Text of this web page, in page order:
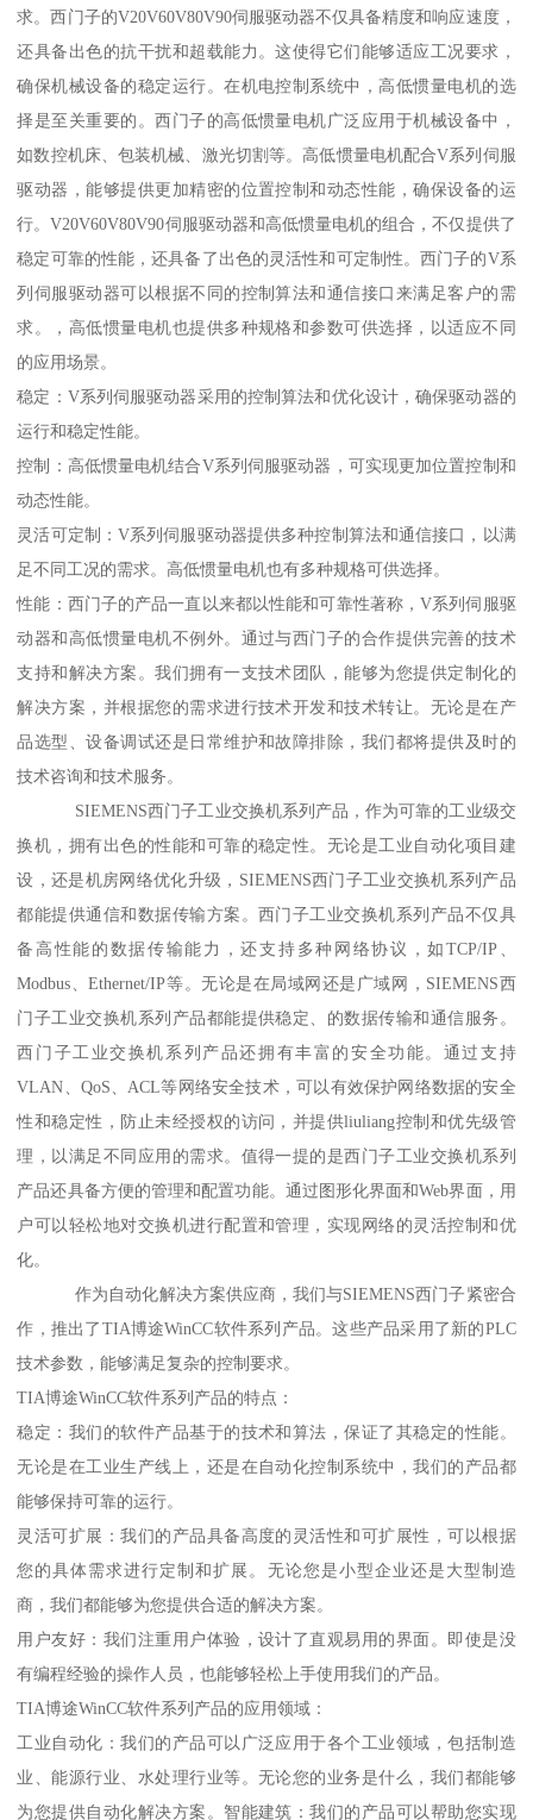
求。西门子的V20V60V80V90伺服驱动器不仅具备精度和响应速度，
还具备出色的抗干扰和超载能力。这使得它们能够适应工况要求，
确保机械设备的稳定运行。在机电控制系统中，高低惯量电机的选
择是至关重要的。西门子的高低惯量电机广泛应用于机械设备中，
如数控机床、包装机械、激光切割等。高低惯量电机配合V系列伺服
驱动器，能够提供更加精密的位置控制和动态性能，确保设备的运
行。V20V60V80V90伺服驱动器和高低惯量电机的组合，不仅提供了
稳定可靠的性能，还具备了出色的灵活性和可定制性。西门子的V系
列伺服驱动器可以根据不同的控制算法和通信接口来满足客户的需
求。，高低惯量电机也提供多种规格和参数可供选择，以适应不同
的应用场景。
稳定：V系列伺服驱动器采用的控制算法和优化设计，确保驱动器的
运行和稳定性能。
控制：高低惯量电机结合V系列伺服驱动器，可实现更加位置控制和
动态性能。
灵活可定制：V系列伺服驱动器提供多种控制算法和通信接口，以满
足不同工况的需求。高低惯量电机也有多种规格可供选择。
性能：西门子的产品一直以来都以性能和可靠性著称，V系列伺服驱
动器和高低惯量电机不例外。通过与西门子的合作提供完善的技术
支持和解决方案。我们拥有一支技术团队，能够为您提供定制化的
解决方案，并根据您的需求进行技术开发和技术转让。无论是在产
品选型、设备调试还是日常维护和故障排除，我们都将提供及时的
技术咨询和技术服务。
SIEMENS西门子工业交换机系列产品，作为可靠的工业级交
换机，拥有出色的性能和可靠的稳定性。无论是工业自动化项目建
设，还是机房网络优化升级，SIEMENS西门子工业交换机系列产品
都能提供通信和数据传输方案。西门子工业交换机系列产品不仅具
备高性能的数据传输能力，还支持多种网络协议，如TCP/IP、
Modbus、Ethernet/IP等。无论是在局域网还是广域网，SIEMENS西
门子工业交换机系列产品都能提供稳定、的数据传输和通信服务。
西门子工业交换机系列产品还拥有丰富的安全功能。通过支持
VLAN、QoS、ACL等网络安全技术，可以有效保护网络数据的安全
性和稳定性，防止未经授权的访问，并提供liuliang控制和优先级管
理，以满足不同应用的需求。值得一提的是西门子工业交换机系列
产品还具备方便的管理和配置功能。通过图形化界面和Web界面，用
户可以轻松地对交换机进行配置和管理，实现网络的灵活控制和优
化。
作为自动化解决方案供应商，我们与SIEMENS西门子紧密合
作，推出了TIA博途WinCC软件系列产品。这些产品采用了新的PLC
技术参数，能够满足复杂的控制要求。
TIA博途WinCC软件系列产品的特点：
稳定：我们的软件产品基于的技术和算法，保证了其稳定的性能。
无论是在工业生产线上，还是在自动化控制系统中，我们的产品都
能够保持可靠的运行。
灵活可扩展：我们的产品具备高度的灵活性和可扩展性，可以根据
您的具体需求进行定制和扩展。无论您是小型企业还是大型制造
商，我们都能够为您提供合适的解决方案。
用户友好：我们注重用户体验，设计了直观易用的界面。即使是没
有编程经验的操作人员，也能够轻松上手使用我们的产品。
TIA博途WinCC软件系列产品的应用领域：
工业自动化：我们的产品可以广泛应用于各个工业领域，包括制造
业、能源行业、水处理行业等。无论您的业务是什么，我们都能够
为您提供自动化解决方案。智能建筑：我们的产品可以帮助您实现